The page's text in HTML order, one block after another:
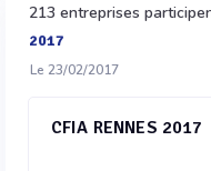
213 entreprises
2017
Le 23/02/2017
CFIA RENNES 2017